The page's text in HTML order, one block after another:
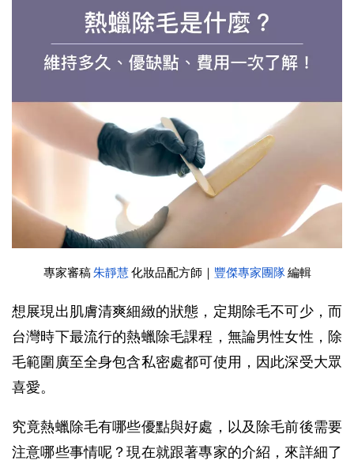
專家審稿朱靜慧化妝品配方師｜ 豐傑專家團隊編輯
想展現出肌膚清爽細緻的狀態，定期除毛不可少，而
台灣時下最流行的熱蠟除毛課程，無論男性女性，除
毛範圍廣至全身包含私密處都可使用，因此深受大眾
喜愛。
究竟熱蠟除毛有哪些優點與好處，以及除毛前後需要
注意哪些事情呢？現在就跟著專家的介紹，來詳細了